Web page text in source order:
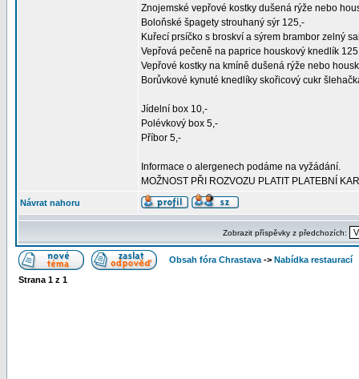
Znojemské vepřové kostky dušená rýže nebo
Boloňské špagety strouhaný sýr 125,-
Kuřecí prsíčko s broskví a sýrem brambor zelný
Vepřová pečeně na paprice houskový knedlík
Vepřové kostky na kmíně dušená rýže nebo
Borůvkové kynuté knedlíky skořicový cukr
Jídelní box 10,-
Polévkový box 5,-
Příbor 5,-
Informace o alergenech podáme na vyžádání.
MOŽNOST PŘI ROZVOZU PLATIT PLATEBNÍ
Návrat nahoru
Zobrazit příspěvky z předchozích:
Obsah fóra Chrastava -> Nabídka restaurací
Strana 1 z 1